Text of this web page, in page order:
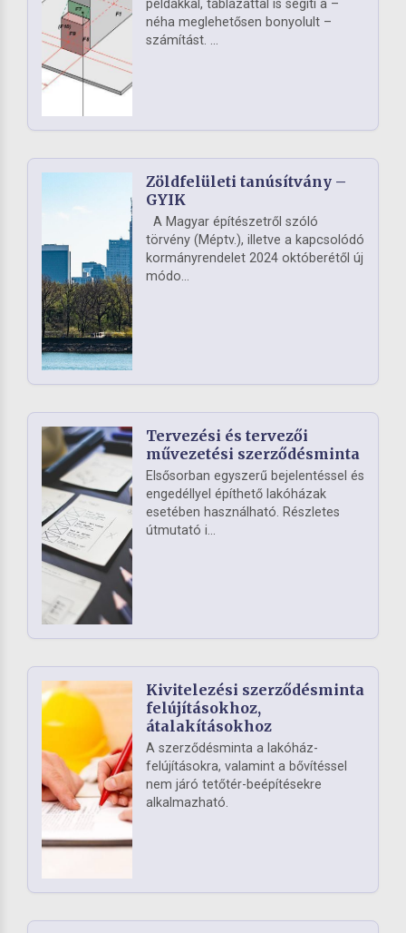
példákkal, táblázattal is segíti a –
néha meglehetősen bonyolult –
számítást. ...
Zöldfelületi tanúsítvány –
GYIK
A Magyar építészetről szóló
törvény (Méptv.), illetve a kapcsolódó
kormányrendelet 2024 októberétől új
módo...
Tervezési és tervezői
művezetési szerződésminta
Elsősorban egyszerű bejelentéssel és
engedéllyel építhető lakóházak
esetében használható. Részletes
útmutató i...
Kivitelezési szerződésminta
felújításokhoz,
átalakításokhoz
A szerződésminta a lakóház-
felújításokra, valamint a bővítéssel
nem járó tetőtér-beépítésekre
alkalmazható.